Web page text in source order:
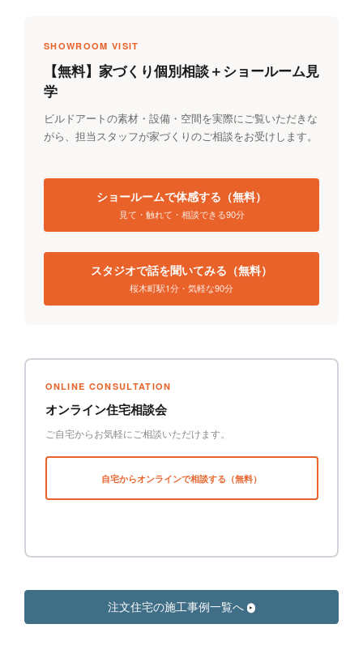
SHOWROOM VISIT
【無料】家づくり個別相談＋ショールーム見
学
ビルドアートの素材・設備・空間を実際にご覧いただきな
がら、担当スタッフが家づくりのご相談をお受けします。
ショールームで体感する（無料）
見て・触れて・相談できる90分
スタジオで話を聞いてみる（無料）
桜木町駅1分・気軽な90分
ONLINE CONSULTATION
オンライン住宅相談会
ご自宅からお気軽にご相談いただけます。
自宅からオンラインで相談する（無料）
注文住宅の施工事例一覧へ